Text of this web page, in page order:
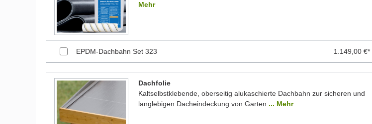
Mehr
EPDM-Dachbahn Set 323 1.149,00 €*
Dachfolie
Kaltselbstklebende, oberseitig alukaschierte Dachbahn zur sicheren und
langlebigen Dacheindeckung von Garten ... Mehr